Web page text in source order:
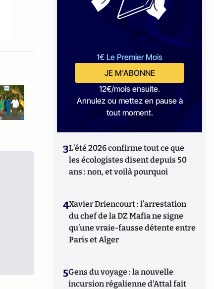
1€ Le Premier Mois
JE M'ABONNE
12€/mois ensuite.
Annulez ou mettez en pause à
tout moment.
3L’été 2026 confirme tout ce que
les écologistes disent depuis 50
ans : non, et voilà pourquoi
4Xavier Driencourt : l’arrestation
du chef de la DZ Mafia ne signe
qu’une vraie-fausse détente entre
Paris et Alger
5Gens du voyage : la nouvelle
incursion régalienne d'Attal fait